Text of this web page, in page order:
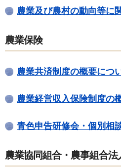
農業及び農村の動向等に
農業保険
農業共済制度の概要につ
農業経営収入保険制度の
青色申告研修会・個別相
農業協同組合・農事組合法